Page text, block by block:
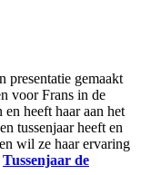
presentatie gemaakt
voor Frans in de
heeft haar aan het
tussenjaar heeft en
wil ze haar ervaring
Tussenjaar de